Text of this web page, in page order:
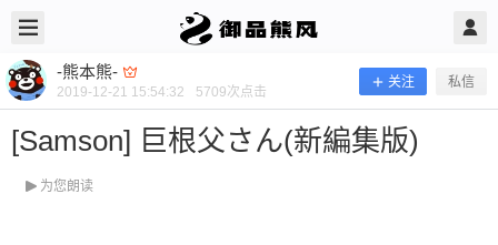
-熊本熊-
2019-12-21 15:54:32 5709次点击
关注 私信
[Samson] 巨根父さん(新編集版)
为您朗读
-熊本熊- @ 御品熊风 2019/12/21